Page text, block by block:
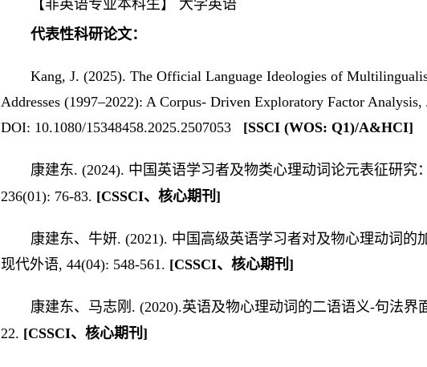
【非英语专业本科生】 大学英语
代表性科研论文：
Kang, J. (2025). The Official Language Ideologies of
Addresses (1997–2022): A Corpus- Driven Exploratory Factor
DOI: 10.1080/15348458.2025.2507053 [SSCI (WOS: Q1)/A&HCI]
康建东. (2024). 中国英语学习者及物类心理动词论元表征研究
236(01): 76-83. [CSSCI、核心期刊]
康建东、牛妍. (2021). 中国高级英语学习者对及物心理动词
现代外语, 44(04): 548-561. [CSSCI、核心期刊]
康建东、马志刚. (2020).英语及物心理动词的二语语义-句法界
22. [CSSCI、核心期刊]